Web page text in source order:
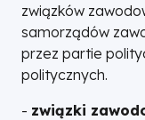
związków
samorządów
przez partie
politycznych.
- związki